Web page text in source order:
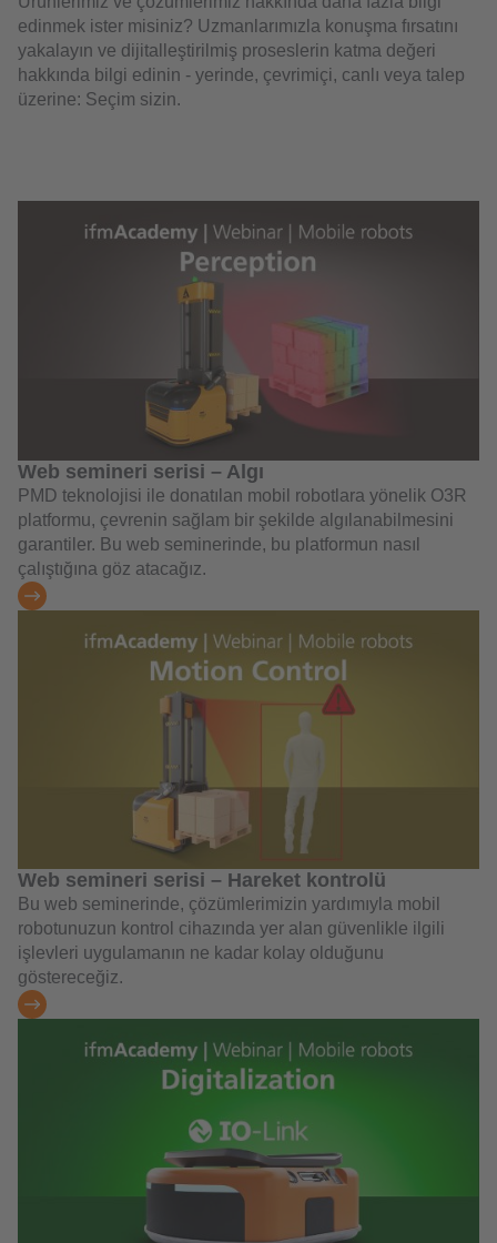
edinmek ister misiniz? Uzmanlarımızla konuşma fırsatını
yakalayın ve dijitalleştirilmiş proseslerin katma değeri
hakkında bilgi edinin - yerinde, çevrimiçi, canlı veya talep
üzerine: Seçim sizin.
Web semineri serisi – Algı
PMD teknolojisi ile donatılan mobil robotlara yönelik O3R
platformu, çevrenin sağlam bir şekilde algılanabilmesini
garantiler. Bu web seminerinde, bu platformun nasıl
çalıştığına göz atacağız.
Web semineri serisi – Hareket kontrolü
Bu web seminerinde, çözümlerimizin yardımıyla mobil
robotunuzun kontrol cihazında yer alan güvenlikle ilgili
işlevleri uygulamanın ne kadar kolay olduğunu
göstereceğiz.